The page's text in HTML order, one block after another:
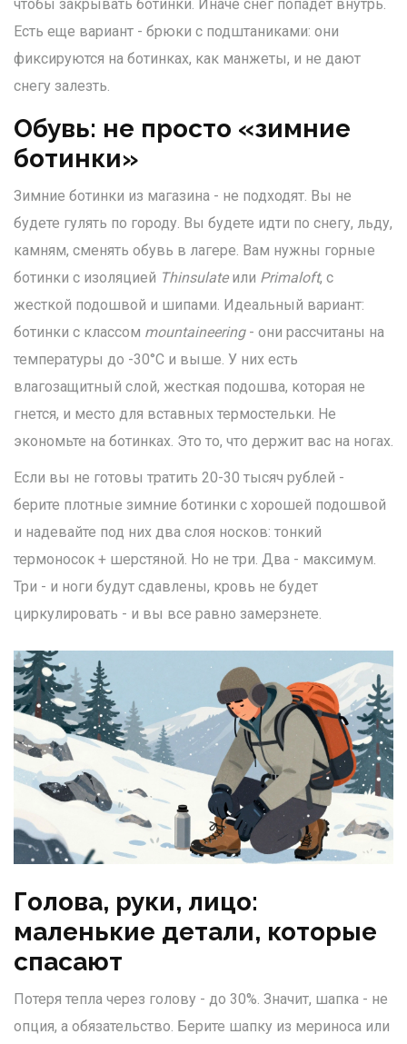
чтобы закрывать ботинки. Иначе снег попадет внутрь.
Есть еще вариант - брюки с подштаниками: они
фиксируются на ботинках, как манжеты, и не дают
снегу залезть.
Обувь: не просто «зимние
ботинки»
Зимние ботинки из магазина - не подходят. Вы не
будете гулять по городу. Вы будете идти по снегу, льду,
камням, сменять обувь в лагере. Вам нужны горные
ботинки с изоляцией Thinsulateили Primaloft, с
жесткой подошвой и шипами. Идеальный вариант:
ботинки с классом mountaineering- они рассчитаны на
температуры до -30°C и выше. У них есть
влагозащитный слой, жесткая подошва, которая не
гнется, и место для вставных термостельки. Не
экономьте на ботинках. Это то, что держит вас на ногах.
Если вы не готовы тратить 20-30 тысяч рублей -
берите плотные зимние ботинки с хорошей подошвой
и надевайте под них два слоя носков: тонкий
термоносок + шерстяной. Но не три. Два - максимум.
Три - и ноги будут сдавлены, кровь не будет
циркулировать - и вы все равно замерзнете.
Голова, руки, лицо:
маленькие детали, которые
спасают
Потеря тепла через голову - до 30%. Значит, шапка - не
опция, а обязательство. Берите шапку из мериноса или